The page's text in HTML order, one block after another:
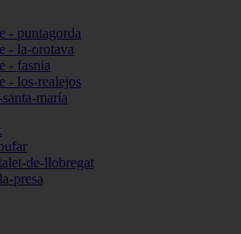
- puntagorda
- la-orotava
- fasnia
- los-realejos
maría
de-llobregat
presa